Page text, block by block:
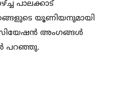
പാലക്കാട്
യൂണിയനുമായി
അംഗങ്ങള്‍
പറഞ്ഞു.